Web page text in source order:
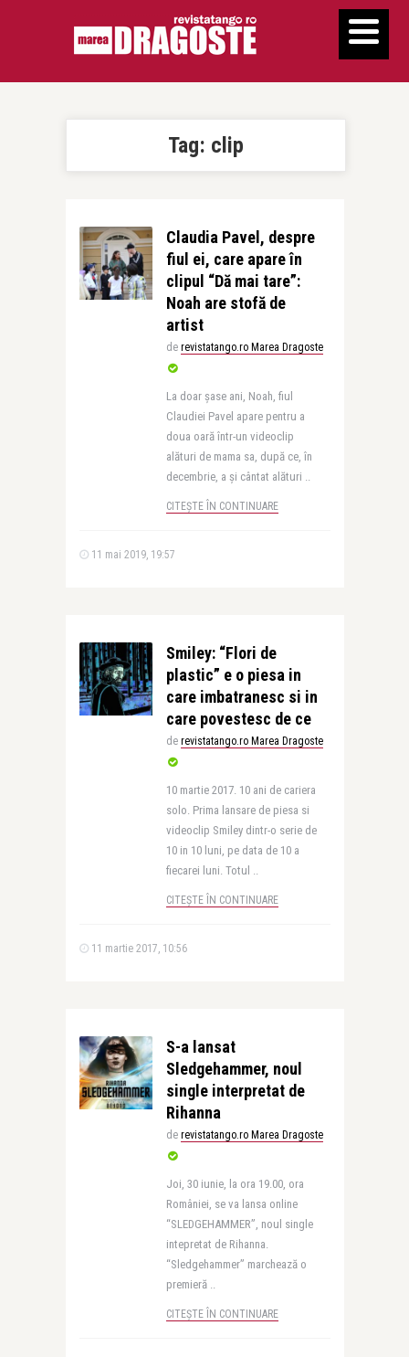
Tag: clip
Claudia Pavel, despre
fiul ei, care apare în
clipul “Dă mai tare”:
Noah are stofă de
artist
de revistatango.ro Marea Dragoste
La doar șase ani, Noah, fiul
Claudiei Pavel apare pentru a
doua oară într-un videoclip
alături de mama sa, după ce, în
decembrie, a și cântat alături ..
CITEȘTE ÎN CONTINUARE
11 mai 2019, 19:57
Smiley: “Flori de
plastic” e o piesa in
care imbatranesc si in
care povestesc de ce
de revistatango.ro Marea Dragoste
10 martie 2017. 10 ani de cariera
solo. Prima lansare de piesa si
videoclip Smiley dintr-o serie de
10 in 10 luni, pe data de 10 a
fiecarei luni. Totul ..
CITEȘTE ÎN CONTINUARE
11 martie 2017, 10:56
S-a lansat
Sledgehammer, noul
single interpretat de
Rihanna
de revistatango.ro Marea Dragoste
Joi, 30 iunie, la ora 19.00, ora
României, se va lansa online
“SLEDGEHAMMER”, noul single
intepretat de Rihanna.
“Sledgehammer” marchează o
premieră ..
CITEȘTE ÎN CONTINUARE